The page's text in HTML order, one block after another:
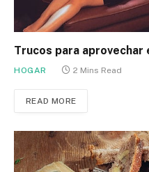
Trucos para aprovechar
HOGAR 2 Mins Read
READ MORE